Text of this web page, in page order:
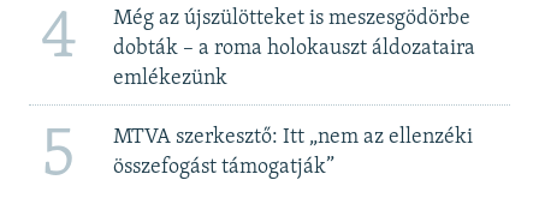
4
Még az újszülötteket is meszesgödörbe
dobták – a roma holokauszt áldozataira
emlékezünk
5
MTVA szerkesztő: Itt „nem az ellenzéki
összefogást támogatják”